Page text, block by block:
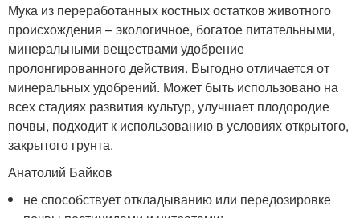
Мука из переработанных костных остатков животного
происхождения – экологичное, богатое питательными,
минеральными веществами удобрение
пролонгированного действия. Выгодно отличается от
минеральных удобрений. Может быть использовано на
всех стадиях развития культур, улучшает плодородие
почвы, подходит к использованию в условиях открытого,
закрытого грунта.
Анатолий Байков
не способствует откладыванию или передозировке